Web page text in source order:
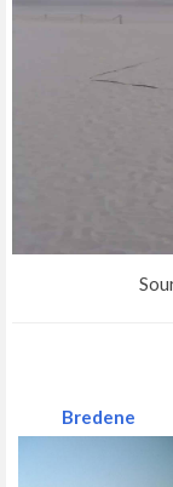
Bredene